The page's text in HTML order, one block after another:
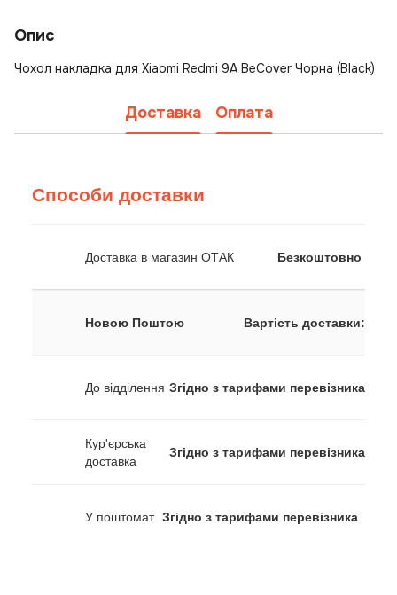
Опис
Чохол накладка для Xiaomi Redmi 9A BeCover Чорна (Black)
Доставка Оплата
Способи доставки
Доставка в магазин ОТАК Безкоштовно
Новою Поштою Вартість доставки:
До відділення Згідно з тарифами перевізника
Кур'єрська
доставка
Згідно з тарифами перевізника
У поштомат Згідно з тарифами перевізника